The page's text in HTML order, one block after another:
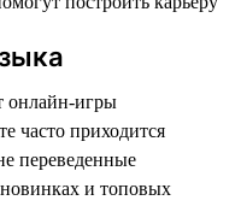
онлайн-игры
часто приходится
переведенные
и топовых